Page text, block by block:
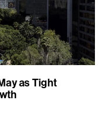
as Tight